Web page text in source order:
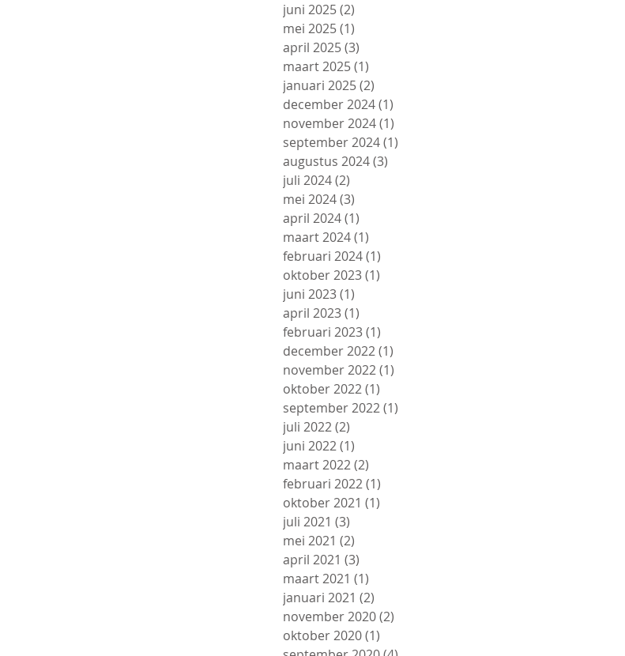
juni 2025(2)
mei 2025(1)
april 2025(3)
maart 2025(1)
januari 2025(2)
december 2024(1)
november 2024(1)
september 2024(1)
augustus 2024(3)
juli 2024(2)
mei 2024(3)
april 2024(1)
maart 2024(1)
februari 2024(1)
oktober 2023(1)
juni 2023(1)
april 2023(1)
februari 2023(1)
december 2022(1)
november 2022(1)
oktober 2022(1)
september 2022(1)
juli 2022(2)
juni 2022(1)
maart 2022(2)
februari 2022(1)
oktober 2021 (1)
juli 2021 (3)
mei 2021 (2)
april 2021 (3)
maart 2021 (1)
januari 2021 (2)
november 2020(2)
oktober 2020(1)